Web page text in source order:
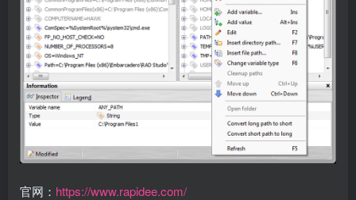
官网： https://www.rapidee.com/